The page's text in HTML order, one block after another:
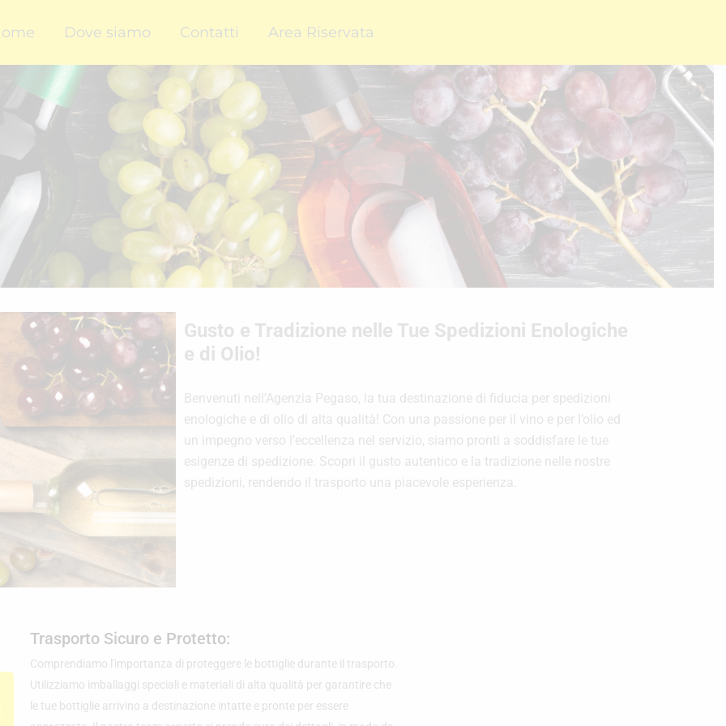
Dove siamo Contatti Area Riservata
Gusto e Tradizione nelle Tue Spedizioni Enologiche
e di Olio!
Benvenuti nell’Agenzia Pegaso, la tua destinazione di fiducia per spedizioni
enologiche e di olio di alta qualità! Con una passione per il vino e per l’olio ed
un impegno verso l’eccellenza nel servizio, siamo pronti a soddisfare le tue
esigenze di spedizione. Scopri il gusto autentico e la tradizione nelle nostre
spedizioni, rendendo il trasporto una piacevole esperienza.
Trasporto Sicuro e Protetto:
Comprendiamo l'importanza di proteggere le bottiglie durante il trasporto.
Utilizziamo imballaggi speciali e materiali di alta qualità per garantire che
le tue bottiglie arrivino a destinazione intatte e pronte per essere